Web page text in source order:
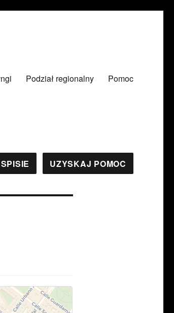
Podział regionalny Pomoc
UZYSKAJ POMOC